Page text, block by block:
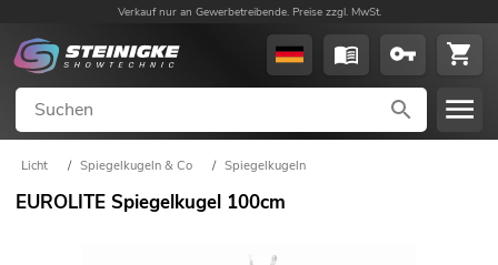
Verkauf nur an Gewerbetreibende. Preise zzgl. MwSt.
Licht / Spiegelkugeln & Co / Spiegelkugeln
EUROLITE Spiegelkugel 100cm